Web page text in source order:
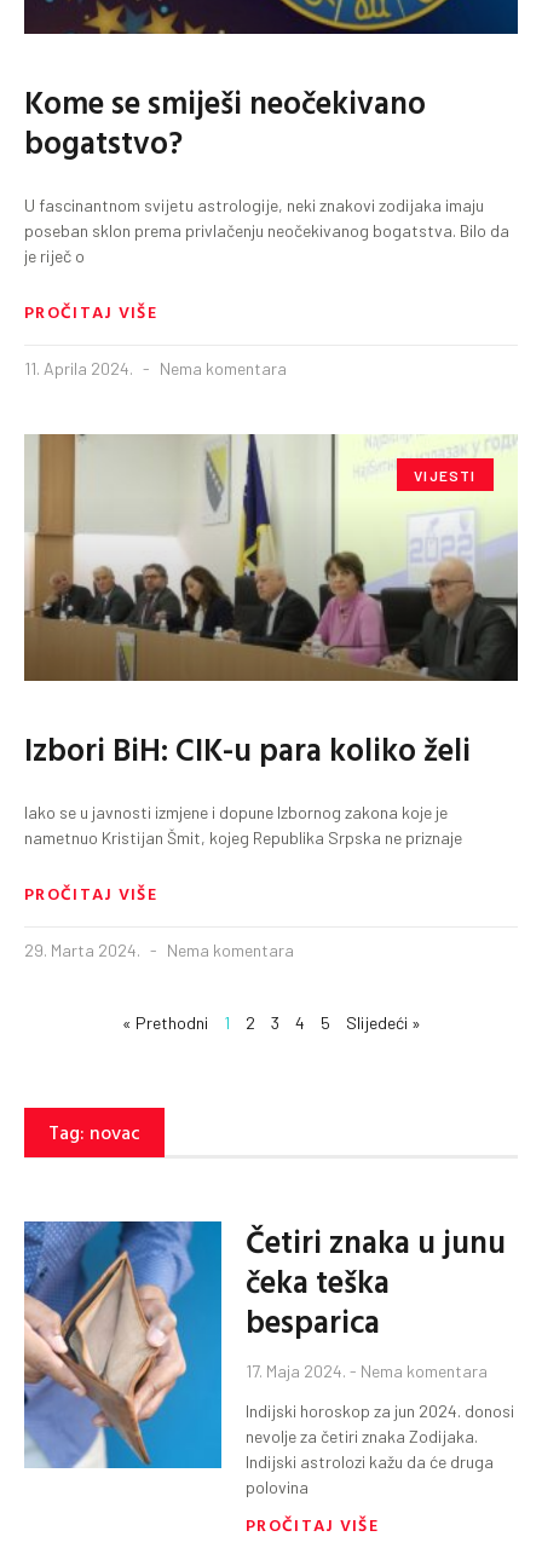
Kome se smiješi neočekivano
bogatstvo?
U fascinantnom svijetu astrologije, neki znakovi zodijaka imaju
poseban sklon prema privlačenju neočekivanog bogatstva. Bilo da
je riječ o
PROČITAJ VIŠE
11. Aprila 2024. Nema komentara
VIJESTI
Izbori BiH: CIK-u para koliko želi
Iako se u javnosti izmjene i dopune Izbornog zakona koje je
nametnuo Kristijan Šmit, kojeg Republika Srpska ne priznaje
PROČITAJ VIŠE
29. Marta 2024. Nema komentara
« Prethodni 1 2 3 4 5 Slijedeći »
Tag: novac
Četiri znaka u junu
čeka teška
besparica
17. Maja 2024. Nema komentara
Indijski horoskop za jun 2024. donosi
nevolje za četiri znaka Zodijaka.
Indijski astrolozi kažu da će druga
polovina
PROČITAJ VIŠE